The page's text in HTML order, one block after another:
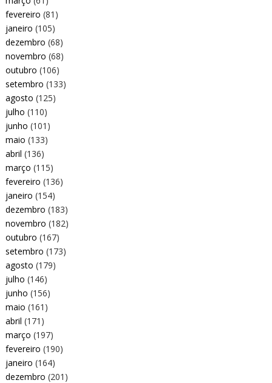
fevereiro (81)
janeiro (105)
dezembro (68)
novembro (68)
outubro (106)
setembro (133)
agosto (125)
julho (110)
junho (101)
maio (133)
abril (136)
março (115)
fevereiro (136)
janeiro (154)
dezembro (183)
novembro (182)
outubro (167)
setembro (173)
agosto (179)
julho (146)
junho (156)
maio (161)
abril (171)
março (197)
fevereiro (190)
janeiro (164)
dezembro (201)